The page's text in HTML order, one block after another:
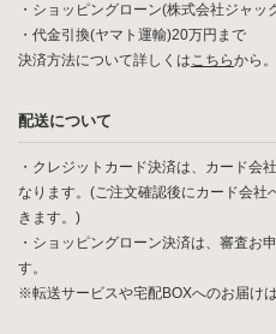
・ショッピングローン(株式会社ジャッ
・代金引換(ヤマト運輸)20万円まで
決済方法について詳しくはこちらから。
配送について
・クレジットカード決済は、カード会
なります。(ご注文確認後にカード会
きます。)
・ショッピングローン決済は、審査お
す。
※転送サービスや宅配BOXへのお届け